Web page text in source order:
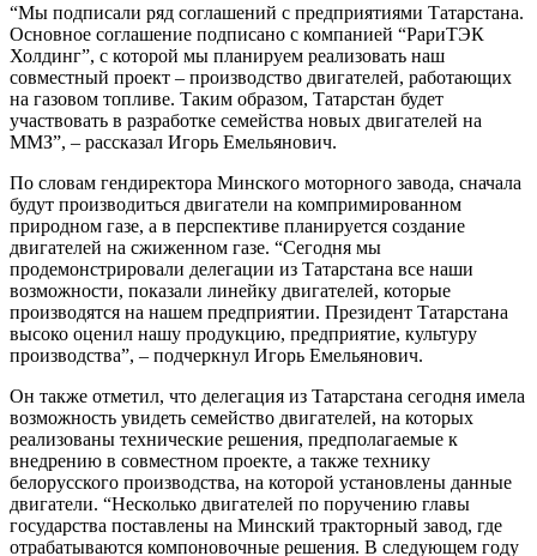
“Мы подписали ряд соглашений с предприятиями Татарстана.
Основное соглашение подписано с компанией “РариТЭК
Холдинг”, с которой мы планируем реализовать наш
совместный проект – производство двигателей, работающих
на газовом топливе. Таким образом, Татарстан будет
участвовать в разработке семейства новых двигателей на
ММЗ”, – рассказал Игорь Емельянович.
По словам гендиректора Минского моторного завода, сначала
будут производиться двигатели на компримированном
природном газе, а в перспективе планируется создание
двигателей на сжиженном газе. “Сегодня мы
продемонстрировали делегации из Татарстана все наши
возможности, показали линейку двигателей, которые
производятся на нашем предприятии. Президент Татарстана
высоко оценил нашу продукцию, предприятие, культуру
производства”, – подчеркнул Игорь Емельянович.
Он также отметил, что делегация из Татарстана сегодня имела
возможность увидеть семейство двигателей, на которых
реализованы технические решения, предполагаемые к
внедрению в совместном проекте, а также технику
белорусского производства, на которой установлены данные
двигатели. “Несколько двигателей по поручению главы
государства поставлены на Минский тракторный завод, где
отрабатываются компоновочные решения. В следующем году